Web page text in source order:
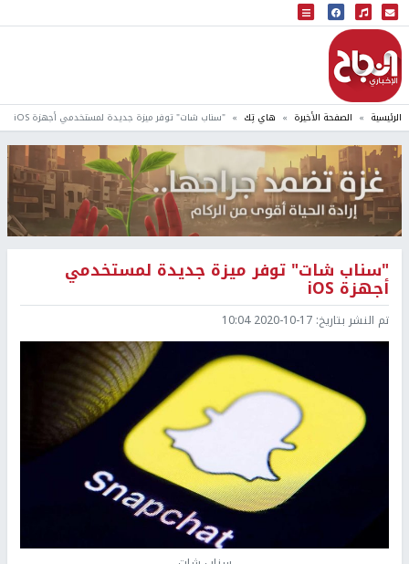
البث المباشر
إذاعة النجاح
الرئيسية الصفحة الأخيرة هاي تِك "سناب شات" توفر ميزة جديدة لمستخدمي أجهزة iOS
"سناب شات" توفر ميزة جديدة لمستخدمي
أجهزة iOS
تم النشر بتاريخ: 2020-10-17 10:04